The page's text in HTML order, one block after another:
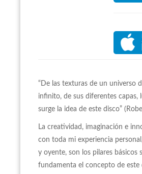
“De las texturas de un universo
infinito, de sus diferentes capas,
surge la idea de este disco”
La creatividad, imaginación e
con toda mi experiencia
y oyente, son los pilares básicos
fundamenta el concepto de este